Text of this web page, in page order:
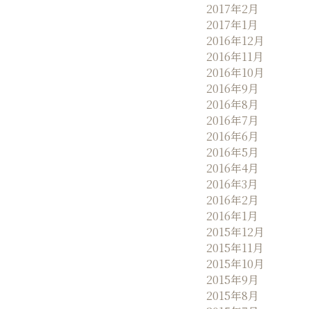
2017年2月
2017年1月
2016年12月
2016年11月
2016年10月
2016年9月
2016年8月
2016年7月
2016年6月
2016年5月
2016年4月
2016年3月
2016年2月
2016年1月
2015年12月
2015年11月
2015年10月
2015年9月
2015年8月